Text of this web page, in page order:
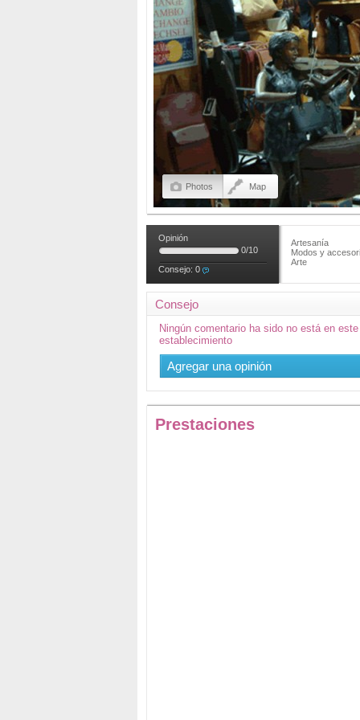
Photos Map
Opinión
0/10
Consejo: 0
Artesanía
Modos y
Arte
Consejo
Ningún comentario ha sido no está en este
establecimiento
Agregar una opinión
Prestaciones